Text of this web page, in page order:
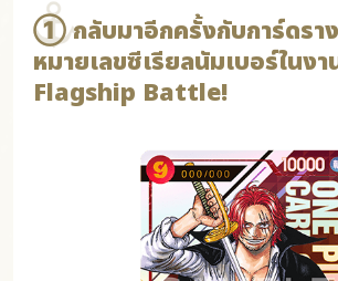
① กลับมาอีกครั้งกับการ์ดรา
หมายเลขซีเรียลนัมเบอร์ในง
Flagship Battle!